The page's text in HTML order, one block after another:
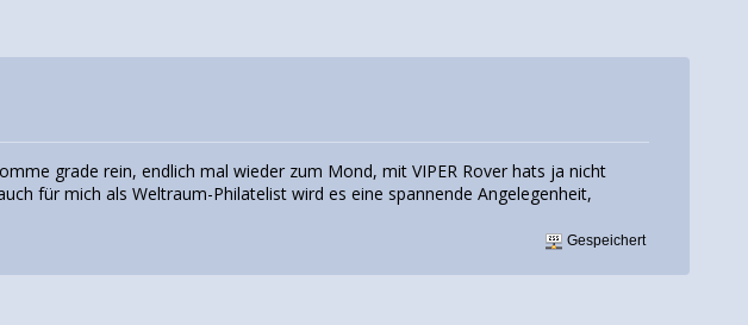
grade rein, endlich mal wieder zum Mond, mit VIPER Rover hats ja nicht
für mich als Weltraum-Philatelist wird es eine spannende Angelegenheit,
Gespeichert